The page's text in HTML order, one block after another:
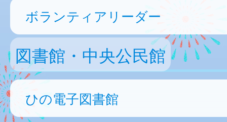
ボランティアリーダー
図書館・中央公民館
ひの電子図書館